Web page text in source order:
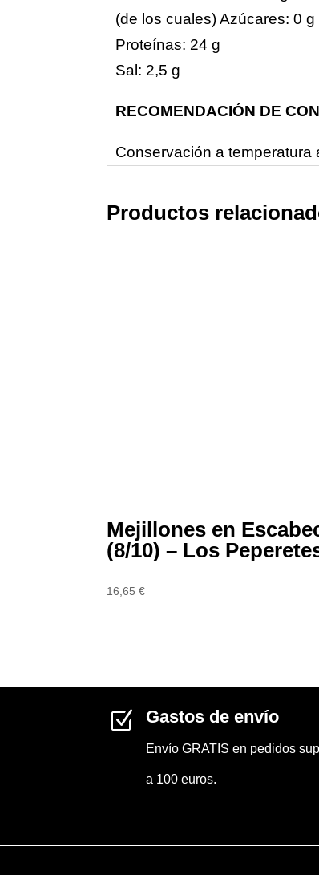
(de los cuales) Azúcares: 0 g
Proteínas: 24 g
Sal: 2,5 g
RECOMENDACIÓN DE
Conservación a
Productos
Mejillones en
(8/10) – Los
16,65 €
Z Gastos de envío
Envío GRATIS en pedidos
a 100 euros.